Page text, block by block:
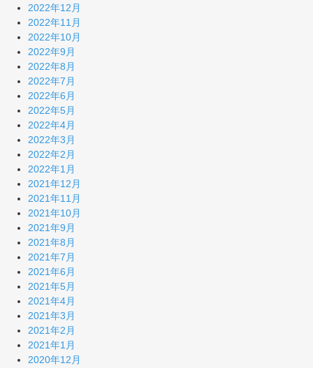
2022年12月
2022年11月
2022年10月
2022年9月
2022年8月
2022年7月
2022年6月
2022年5月
2022年4月
2022年3月
2022年2月
2022年1月
2021年12月
2021年11月
2021年10月
2021年9月
2021年8月
2021年7月
2021年6月
2021年5月
2021年4月
2021年3月
2021年2月
2021年1月
2020年12月